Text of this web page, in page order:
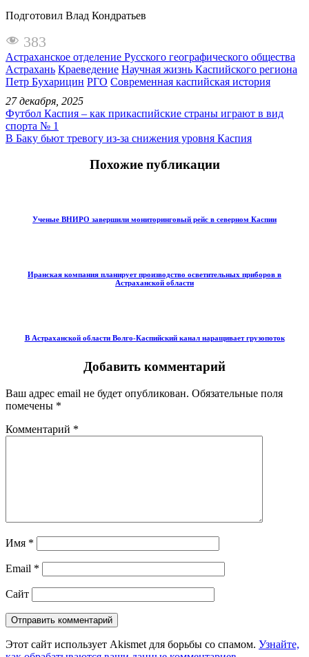
Подготовил Влад Кондратьев
383
Астраханское отделение Русского географического общества
Астрахань Краеведение Научная жизнь Каспийского региона
Петр Бухарицин РГО Современная каспийская история
27 декабря, 2025
Футбол Каспия – как прикаспийские страны играют в вид
спорта № 1
В Баку бьют тревогу из-за снижения уровня Каспия
Похожие публикации
Ученые ВНИРО завершили мониторинговый рейс в северном Каспии
Иранская компания планирует производство осветительных приборов в
Астраханской области
В Астраханской области Волго-Каспийский канал наращивает грузопоток
Добавить комментарий
Ваш адрес email не будет опубликован. Обязательные поля
помечены *
Комментарий *
Имя *
Email *
Сайт
Этот сайт использует Akismet для борьбы со спамом. Узнайте,